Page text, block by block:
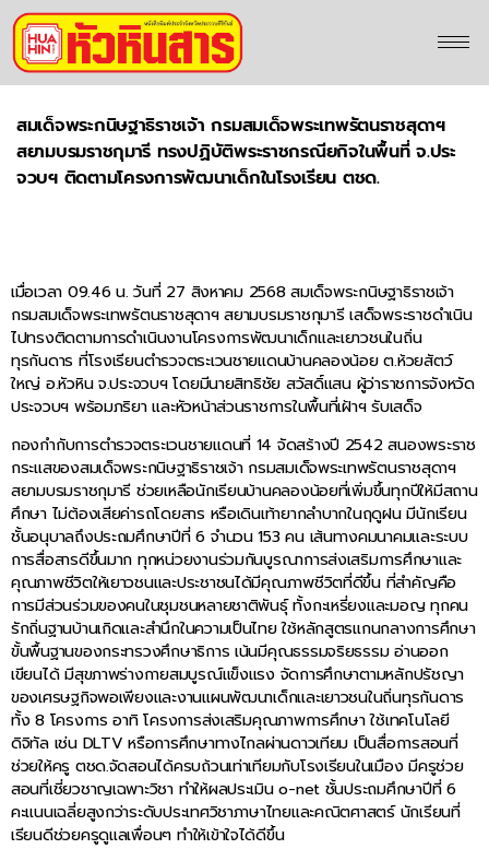
สมเด็จพระกนิษฐาธิราชเจ้า กรมสมเด็จพระเทพรัตนราชสุดาฯ
สยามบรมราชกุมารี ทรงปฏิบัติพระราชกรณียกิจในพื้นที่ จ.ประ
จวบฯ ติดตามโครงการพัฒนาเด็กในโรงเรียน ตชด.
เมื่อเวลา 09.46 น. วันที่ 27 สิงหาคม 2568 สมเด็จพระกนิษฐาธิราชเจ้า
กรมสมเด็จพระเทพรัตนราชสุดาฯ สยามบรมราชกุมารี เสด็จพระราชดำเนิน
ไปทรงติดตามการดำเนินงานโครงการพัฒนาเด็กและเยาวชนในถิ่น
ทุรกันดาร ที่โรงเรียนตำรวจตระเวนชายแดนบ้านคลองน้อย ต.ห้วยสัตว์
ใหญ่ อ.หัวหิน จ.ประจวบฯ โดยมีนายสิทธิชัย สวัสดิ์แสน ผู้ว่าราชการจังหวัด
ประจวบฯ พร้อมภริยา และหัวหน้าส่วนราชการในพื้นที่เฝ้าฯ รับเสด็จ
กองกำกับการตำรวจตระเวนชายแดนที่ 14 จัดสร้างปี 2542 สนองพระราช
กระแสของสมเด็จพระกนิษฐาธิราชเจ้า กรมสมเด็จพระเทพรัตนราชสุดาฯ
สยามบรมราชกุมารี ช่วยเหลือนักเรียนบ้านคลองน้อยที่เพิ่มขึ้นทุกปีให้มีสถาน
ศึกษา ไม่ต้องเสียค่ารถโดยสาร หรือเดินเท้ายากลำบากในฤดูฝน มีนักเรียน
ชั้นอนุบาลถึงประถมศึกษาปีที่ 6 จำนวน 153 คน เส้นทางคมนาคมและระบบ
การสื่อสารดีขึ้นมาก ทุกหน่วยงานร่วมกันบูรณาการส่งเสริมการศึกษาและ
คุณภาพชีวิตให้เยาวชนและประชาชนได้มีคุณภาพชีวิตที่ดีขึ้น ที่สำคัญคือ
การมีส่วนร่วมของคนในชุมชนหลายชาติพันธุ์ ทั้งกะเหรี่ยงและมอญ ทุกคน
รักถิ่นฐานบ้านเกิดและสำนึกในความเป็นไทย ใช้หลักสูตรแกนกลางการศึกษา
ขั้นพื้นฐานของกระทรวงศึกษาธิการ เน้นมีคุณธรรมจริยธรรม อ่านออก
เขียนได้ มีสุขภาพร่างกายสมบูรณ์แข็งแรง จัดการศึกษาตามหลักปรัชญา
ของเศรษฐกิจพอเพียงและงานแผนพัฒนาเด็กและเยาวชนในถิ่นทุรกันดาร
ทั้ง 8 โครงการ อาทิ โครงการส่งเสริมคุณภาพการศึกษา ใช้เทคโนโลยี
ดิจิทัล เช่น DLTV หรือการศึกษาทางไกลผ่านดาวเทียม เป็นสื่อการสอนที่
ช่วยให้ครู ตชด.จัดสอนได้ครบถ้วนเท่าเทียมกับโรงเรียนในเมือง มีครูช่วย
สอนที่เชี่ยวชาญเฉพาะวิชา ทำให้ผลประเมิน o-net ชั้นประถมศึกษาปีที่ 6
คะแนนเฉลี่ยสูงกว่าระดับประเทศวิชาภาษาไทยและคณิตศาสตร์ นักเรียนที่
เรียนดีช่วยครูดูแลเพื่อนๆ ทำให้เข้าใจได้ดีขึ้น